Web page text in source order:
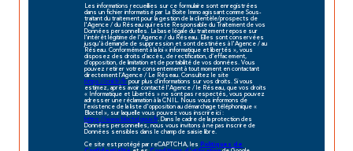
Les informations recueillies sur ce formulaire sont enregistrées
dans un fichier informatisé par La Boite Immo agissant comme Sous-
traitant du traitement pour la gestion de la clientèle/prospects de
l'Agence / du Réseau qui reste Responsable du Traitement de vos
Données personnelles. La base légale du traitement repose sur
l'intérêt légitime de l'Agence / du Réseau. Elles sont conservées
jusqu'à demande de suppression et sont destinées à l'Agence / au
Réseau. Conformément à la loi « informatique et libertés », vous
disposez des droits d’accès, de rectification, d’effacement,
d’opposition, de limitation et de portabilité de vos données. Vous
pouvez retirer votre consentement à tout moment en contactant
directement l’Agence / Le Réseau. Consultez le site
https://cnil.fr/frpour plus d’informations sur vos droits. Si vous
estimez, après avoir contacté l'Agence / le Réseau, que vos droits
« Informatique et Libertés » ne sont pas respectés, vous pouvez
adresser une réclamation à la CNIL. Nous vous informons de
l’existence de la liste d'opposition au démarchage téléphonique «
Bloctel », sur laquelle vous pouvez vous inscrire ici :
https://www.bloctel.gouv.fr. Dans le cadre de la protection des
Données personnelles, nous vous invitons à ne pas inscrire de
Données sensibles dans le champ de saisie libre.
Ce site est protégé par reCAPTCHA, les Politiques de